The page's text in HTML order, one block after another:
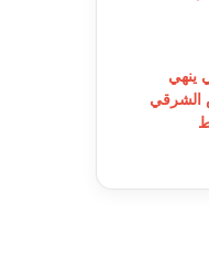
ينهي
الشرقي